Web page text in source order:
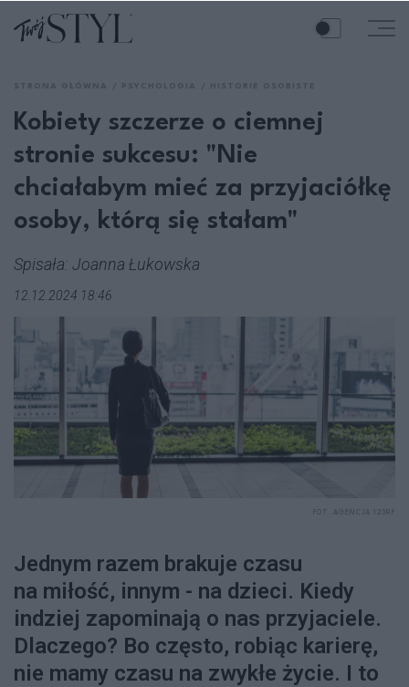
Kobiety szczerze o ciemnej
stronie sukcesu: "Nie
chciałabym mieć za przyjaciółkę
osoby, którą się stałam"
Spisała: Joanna Łukowska
12.12.2024 18:46
Jednym razem brakuje czasu
na miłość, innym - na dzieci. Kiedy
indziej zapominają o nas przyjaciele.
Dlaczego? Bo często, robiąc karierę,
nie mamy czasu na zwykłe życie. I to